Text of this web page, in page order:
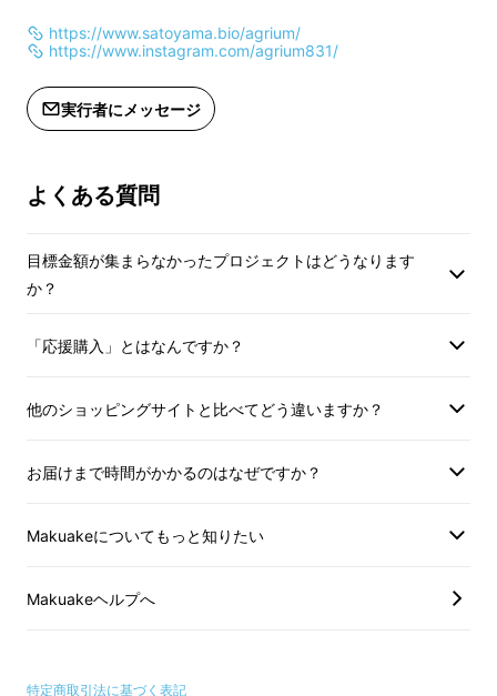
ハーブを寄せ植えするのも良いでしょう。切っ
た枝を無造作に散らしたりドングリを入れて秋
を表現する人もいます。
(2)搭載機能： ミスト噴射システム[5
段階モード]、レインボースカイ照明シ
ステム、水タンク残量センサー、内蔵
クロックリセット機能、インジケー
Agrium nano本体に同梱されていま
● Agriumクリエイティブ会員［限定
も、クリエイティブ会員として認定さ
※ クリエイティブ会員の有効期限は1年
費・更新料などは一切かかりません。
100名］の1名とし
※ 複数のリターン
ですが、毎年自動
https://www.satoyama.bio/agrium/
https://www.instagram.com/agrium831/
実行者にメッセージ
よくある質問
目標金額が集まらなかったプロジェクトはどうなります
か？
「応援購入」とはなんですか？
他のショッピングサイトと比べてどう違いますか？
お届けまで時間がかかるのはなぜですか？
Makuakeについてもっと知りたい
Makuakeヘルプへ
特定商取引法に基づく表記